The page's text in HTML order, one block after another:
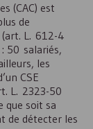
(CAC) est
de
L. 612-4
50 salariés,
les
CSE
L. 2323-50
que soit sa
de détecter les